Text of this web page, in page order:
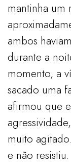
mantinha um
ambos
durante a
momento, a
sacado uma
afirmou que
muito
e não resistiu.